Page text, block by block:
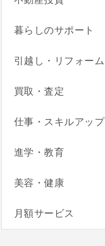
暮らしのサポート
引越し・リフォーム
買取・査定
仕事・スキルアップ
進学・教育
美容・健康
月額サービス